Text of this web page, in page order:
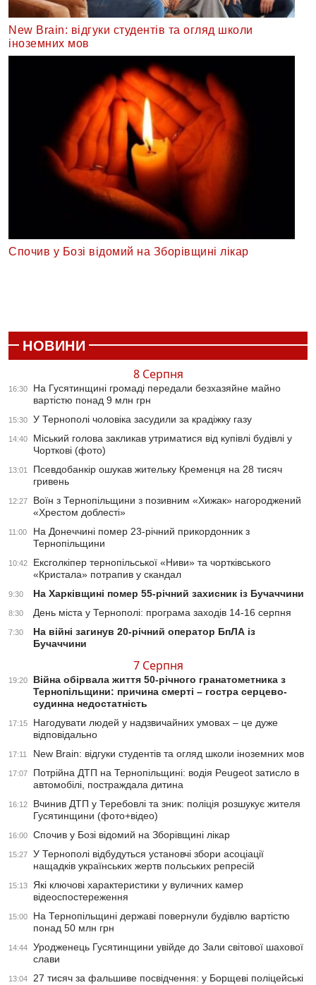
New Brain: відгуки студентів та огляд школи
іноземних мов
Спочив у Бозі відомий на Зборівщині лікар
НОВИНИ
8 Серпня
16:30
На Гусятинщині громаді передали безхазяйне майно
вартістю понад 9 млн грн
15:30 У Тернополі чоловіка засудили за крадіжку газу
14:40
Міський голова закликав утриматися від купівлі будівлі у
Чорткові (фото)
13:01
Псевдобанкір ошукав жительку Кременця на 28 тисяч
гривень
12:27
Воїн з Тернопільщини з позивним «Хижак» нагороджений
«Хрестом доблесті»
11:00
На Донеччині помер 23-річний прикордонник з
Тернопільщини
10:42
Ексголкіпер тернопільської «Ниви» та чортківського
«Кристала» потрапив у скандал
9:30 На Харківщині помер 55-річний захисник із Бучаччини
8:30 День міста у Тернополі: програма заходів 14-16 серпня
7:30
На війні загинув 20-річний оператор БпЛА із
Бучаччини
7 Серпня
19:20
Війна обірвала життя 50-річного гранатометника з
Тернопільщини: причина смерті – гостра серцево-
судинна недостатність
17:15
Нагодувати людей у надзвичайних умовах – це дуже
відповідально
17:11 New Brain: відгуки студентів та огляд школи іноземних мов
17:07
Потрійна ДТП на Тернопільщині: водія Peugeot затисло в
автомобілі, постраждала дитина
16:12
Вчинив ДТП у Теребовлі та зник: поліція розшукує жителя
Гусятинщини (фото+відео)
16:00 Спочив у Бозі відомий на Зборівщині лікар
15:27
У Тернополі відбудуться установчі збори асоціації
нащадків українських жертв польських репресій
15:13
Які ключові характеристики у вуличних камер
відеоспостереження
15:00
На Тернопільщині державі повернули будівлю вартістю
понад 50 млн грн
14:44
Уродженець Гусятинщини увійде до Зали світової шахової
слави
13:04
27 тисяч за фальшиве посвідчення: у Борщеві поліцейські